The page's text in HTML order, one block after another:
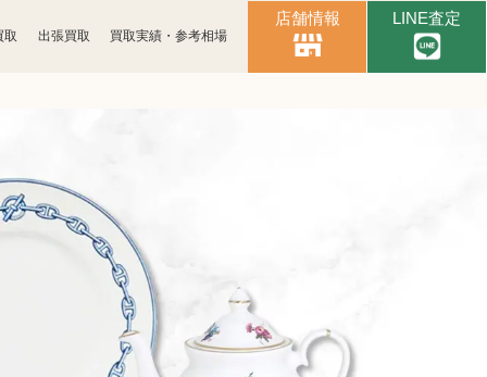
化粧品買取
パソコン
周辺機器買取
金券買取
取 出張買取 買取実績・参考相場
店舗情報 LINE査定